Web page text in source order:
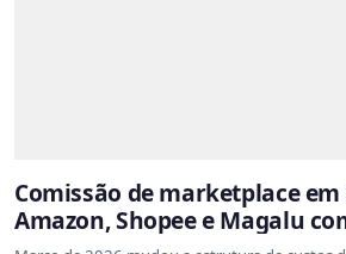
Comissão de marketplace em
Amazon, Shopee e Magalu
atualizadas